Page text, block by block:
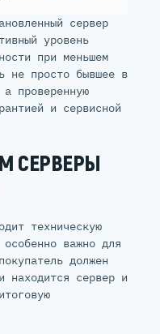
сервер
уровень
при меньшем
не просто бывшее в
проверенную
и сервисной
СЕРВЕРЫ
техническую
важно для
должен
находится сервер и